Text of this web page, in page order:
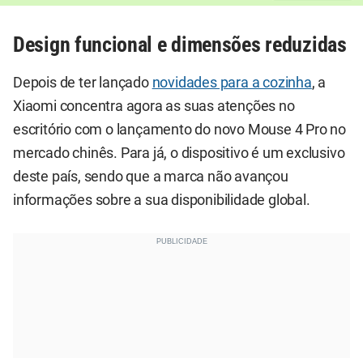
Design funcional e dimensões reduzidas
Depois de ter lançado novidades para a cozinha, a
Xiaomi concentra agora as suas atenções no
escritório com o lançamento do novo Mouse 4 Pro no
mercado chinês. Para já, o dispositivo é um exclusivo
deste país, sendo que a marca não avançou
informações sobre a sua disponibilidade global.